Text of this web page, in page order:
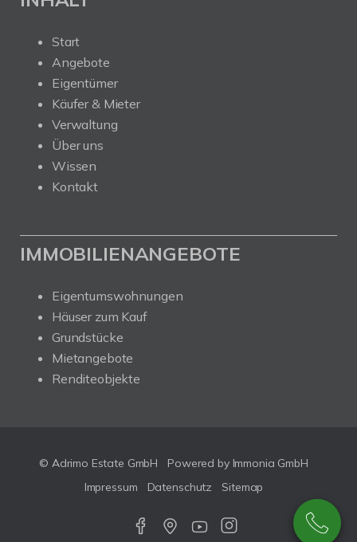
Start
Angebote
Eigentümer
Käufer & Mieter
Verwaltung
Über uns
Wissen
Kontakt
IMMOBILIENANGEBOTE
Eigentumswohnungen
Häuser zum Kauf
Grundstücke
Mietangebote
Renditeobjekte
© Adrimo Estate GmbH
Powered by Immonia GmbH
Impressum
Datenschutz Sitemap